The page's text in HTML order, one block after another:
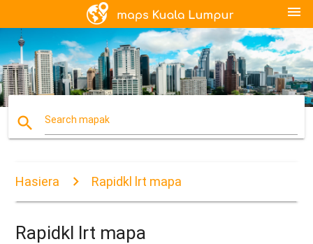
menu
search Search mapak
Hasiera Rapidkl lrt mapa
Rapidkl lrt mapa